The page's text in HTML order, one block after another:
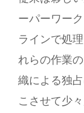
ーパーワー
ラインで処
れらの作業
織による独
こさせて少